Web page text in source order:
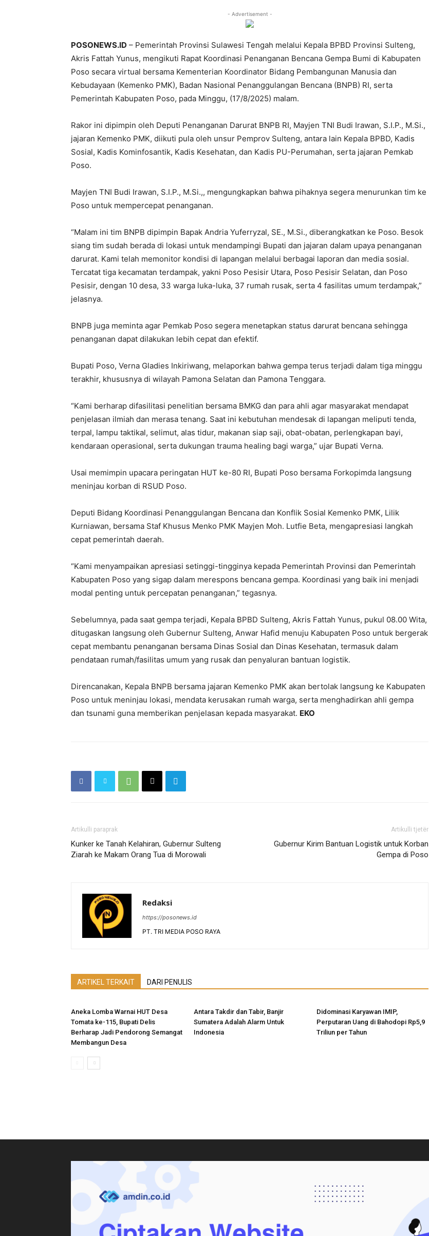
- Advertisement -
POSONEWS.ID – Pemerintah Provinsi Sulawesi Tengah melalui Kepala BPBD Provinsi Sulteng,
Akris Fattah Yunus, mengikuti Rapat Koordinasi Penanganan Bencana Gempa Bumi di Kabupaten
Poso secara virtual bersama Kementerian Koordinator Bidang Pembangunan Manusia dan
Kebudayaan (Kemenko PMK), Badan Nasional Penanggulangan Bencana (BNPB) RI, serta
Pemerintah Kabupaten Poso, pada Minggu, (17/8/2025) malam.
Rakor ini dipimpin oleh Deputi Penanganan Darurat BNPB RI, Mayjen TNI Budi Irawan, S.I.P., M.Si.,
jajaran Kemenko PMK, diikuti pula oleh unsur Pemprov Sulteng, antara lain Kepala BPBD, Kadis
Sosial, Kadis Kominfosantik, Kadis Kesehatan, dan Kadis PU-Perumahan, serta jajaran Pemkab
Poso.
Mayjen TNI Budi Irawan, S.I.P., M.Si.,, mengungkapkan bahwa pihaknya segera menurunkan tim ke
Poso untuk mempercepat penanganan.
“Malam ini tim BNPB dipimpin Bapak Andria Yuferryzal, SE., M.Si., diberangkatkan ke Poso. Besok
siang tim sudah berada di lokasi untuk mendampingi Bupati dan jajaran dalam upaya penanganan
darurat. Kami telah memonitor kondisi di lapangan melalui berbagai laporan dan media sosial.
Tercatat tiga kecamatan terdampak, yakni Poso Pesisir Utara, Poso Pesisir Selatan, dan Poso
Pesisir, dengan 10 desa, 33 warga luka-luka, 37 rumah rusak, serta 4 fasilitas umum terdampak,”
jelasnya.
BNPB juga meminta agar Pemkab Poso segera menetapkan status darurat bencana sehingga
penanganan dapat dilakukan lebih cepat dan efektif.
Bupati Poso, Verna Gladies Inkiriwang, melaporkan bahwa gempa terus terjadi dalam tiga minggu
terakhir, khususnya di wilayah Pamona Selatan dan Pamona Tenggara.
“Kami berharap difasilitasi penelitian bersama BMKG dan para ahli agar masyarakat mendapat
penjelasan ilmiah dan merasa tenang. Saat ini kebutuhan mendesak di lapangan meliputi tenda,
terpal, lampu taktikal, selimut, alas tidur, makanan siap saji, obat-obatan, perlengkapan bayi,
kendaraan operasional, serta dukungan trauma healing bagi warga,” ujar Bupati Verna.
Usai memimpin upacara peringatan HUT ke-80 RI, Bupati Poso bersama Forkopimda langsung
meninjau korban di RSUD Poso.
Deputi Bidang Koordinasi Penanggulangan Bencana dan Konflik Sosial Kemenko PMK, Lilik
Kurniawan, bersama Staf Khusus Menko PMK Mayjen Moh. Lutfie Beta, mengapresiasi langkah
cepat pemerintah daerah.
“Kami menyampaikan apresiasi setinggi-tingginya kepada Pemerintah Provinsi dan Pemerintah
Kabupaten Poso yang sigap dalam merespons bencana gempa. Koordinasi yang baik ini menjadi
modal penting untuk percepatan penanganan,” tegasnya.
Sebelumnya, pada saat gempa terjadi, Kepala BPBD Sulteng, Akris Fattah Yunus, pukul 08.00 Wita,
ditugaskan langsung oleh Gubernur Sulteng, Anwar Hafid menuju Kabupaten Poso untuk bergerak
cepat membantu penanganan bersama Dinas Sosial dan Dinas Kesehatan, termasuk dalam
pendataan rumah/fasilitas umum yang rusak dan penyaluran bantuan logistik.
Direncanakan, Kepala BNPB bersama jajaran Kemenko PMK akan bertolak langsung ke Kabupaten
Poso untuk meninjau lokasi, mendata kerusakan rumah warga, serta menghadirkan ahli gempa
dan tsunami guna memberikan penjelasan kepada masyarakat. EKO
Artikulli paraprak
Kunker ke Tanah Kelahiran, Gubernur Sulteng
Ziarah ke Makam Orang Tua di Morowali
Artikulli tjetër
Gubernur Kirim Bantuan Logistik untuk Korban
Gempa di Poso
Redaksi
https://posonews.id
PT. TRI MEDIA POSO RAYA
ARTIKEL TERKAIT DARI PENULIS
Aneka Lomba Warnai HUT Desa
Tomata ke-115, Bupati Delis
Berharap Jadi Pendorong Semangat
Membangun Desa
Antara Takdir dan Tabir, Banjir
Sumatera Adalah Alarm Untuk
Indonesia
Didominasi Karyawan IMIP,
Perputaran Uang di Bahodopi Rp5,9
Triliun per Tahun